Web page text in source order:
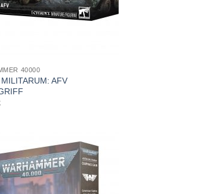
40000
AFV
Aggiungi
alla lista
dei
desideri